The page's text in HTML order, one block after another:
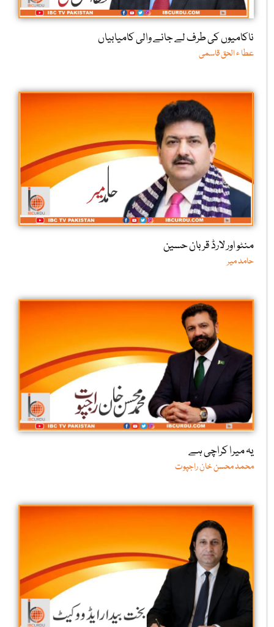
ناکامیوں کی طرف لے جانے والی کامیابیاں
عطا ء الحق قاسمی
منٹو اور لارڈ قربان حسین
حامد میر
یہ میرا کراچی ہے
محمد محسن خان راجپوت